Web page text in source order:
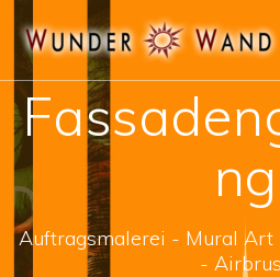
Inhalt
ng
Auftragsmalerei - Mural Art
-